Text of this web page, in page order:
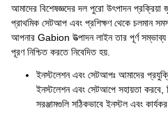
আমাদের বিশেষজ্ঞদের দল পুরো উৎপাদন
প্রাথমিক সেটআপ এবং প্রশিক্ষণ থেকে চলমান
আপনার Gabion উত্পাদন লাইন তার পূর্ণ
পূরণ নিশ্চিত করতে নিবেদিত হয়.
ইনস্টলেশন এবং সেটআপঃ আমাদের
ইনস্টলেশন এবং সেটআপে সহায়তা করবে,
সরঞ্জামগুলি সঠিকভাবে ইনস্টল এবং